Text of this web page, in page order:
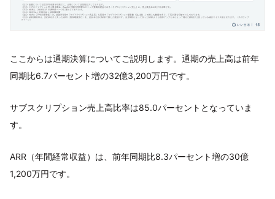
ここからは通期決算についてご説明します。通期の売上高は前年
同期比6.7パーセント増の32億3,200万円です。
サブスクリプション売上高比率は85.0パーセントとなっていま
す。
ARR（年間経常収益）は、前年同期比8.3パーセント増の30億
1,200万円です。